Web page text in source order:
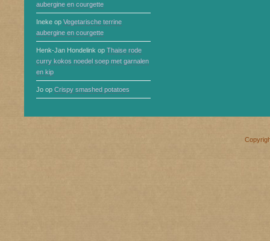
aubergine en courgette
Ineke op Vegetarische terrine
aubergine en courgette
Henk-Jan Hondelink op Thaise rode
curry kokos noedel soep met garnalen
en kip
Jo op Crispy smashed potatoes